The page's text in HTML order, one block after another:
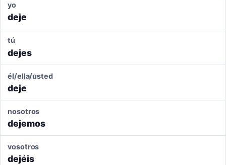
yo
deje
tú
dejes
él/ella/usted
deje
nosotros
dejemos
vosotros
dejéis